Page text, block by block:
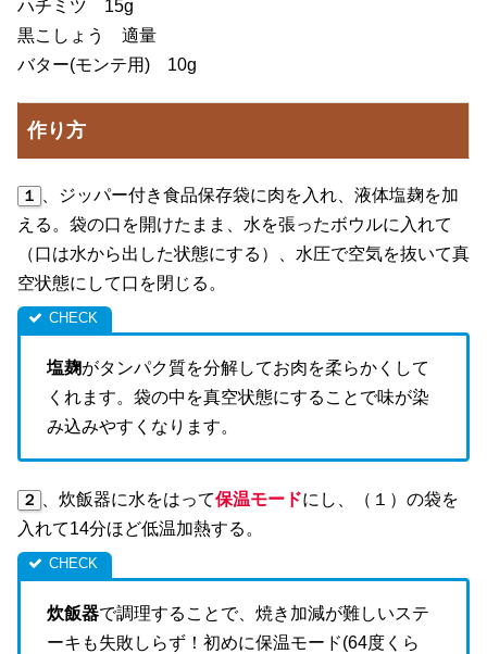
ハチミツ 15g
黒こしょう 適量
バター(モンテ用) 10g
作り方
１ 、ジッパー付き食品保存袋に肉を入れ、液体塩麹を加
える。袋の口を開けたまま、水を張ったボウルに入れて
（口は水から出した状態にする）、水圧で空気を抜いて真
空状態にして口を閉じる。
塩麹がタンパク質を分解してお肉を柔らかくして
くれます。袋の中を真空状態にすることで味が染
み込みやすくなります。
２ 、炊飯器に水をはって保温モードにし、（１）の袋を
入れて14分ほど低温加熱する。
炊飯器で調理することで、焼き加減が難しいステ
ーキも失敗しらず！初めに保温モード(64度くら